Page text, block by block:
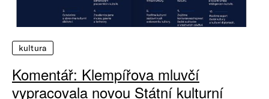
kultura
Komentář: Klempířova mluvčí
vypracovala novou Státní kulturní